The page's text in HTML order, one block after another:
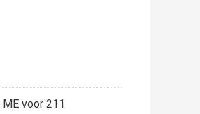
voor 211